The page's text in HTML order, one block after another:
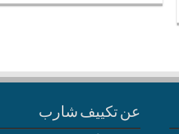
عن تكييف شارب